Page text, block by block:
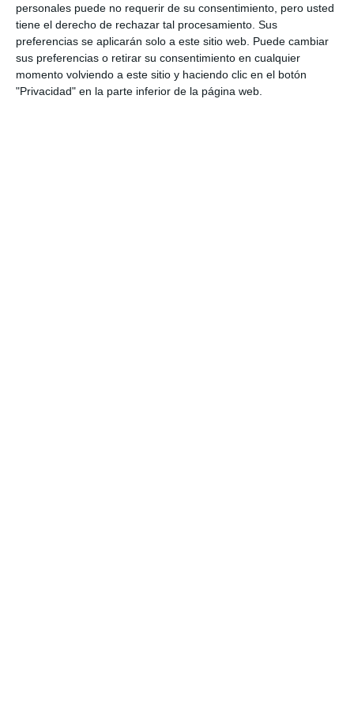
personales puede no requerir de su consentimiento, pero usted
tiene el derecho de rechazar tal procesamiento. Sus
preferencias se aplicarán solo a este sitio web. Puede cambiar
sus preferencias o retirar su consentimiento en cualquier
momento volviendo a este sitio y haciendo clic en el botón
"Privacidad" en la parte inferior de la página web.